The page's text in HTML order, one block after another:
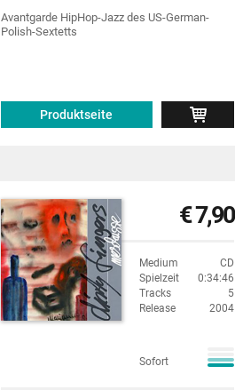
Avantgarde HipHop-Jazz des US-German-
Polish-Sextetts
Produktseite
€ 7,90
Medium
CD
Spielzeit
0:34:46
Tracks
5
Release
2004
Sofort